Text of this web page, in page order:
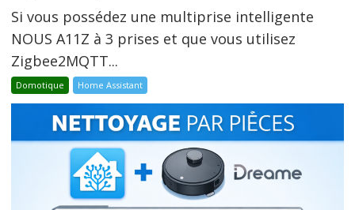
Si vous possédez une multiprise intelligente
NOUS A11Z à 3 prises et que vous utilisez
Zigbee2MQTT...
Domotique Home Assistant